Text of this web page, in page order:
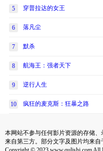
5 穿普拉达的女王
6 落凡尘
7 默杀
8 航海王：强者天下
9 逆行人生
10 疯狂的麦克斯：狂暴之路
本网站不参与任何影片资源的存储
来自第三方。部分文字及图片均来自